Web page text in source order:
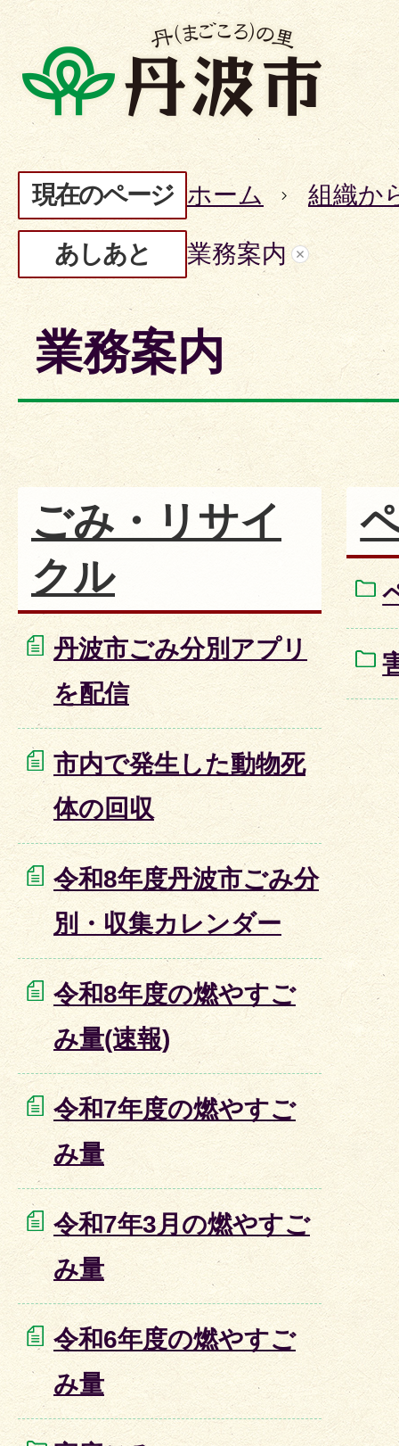
現在のページ ホーム 組織か
あしあと 業務案内
業務案内
ごみ・リサイ
クル
丹波市ごみ分別アプリ
を配信
市内で発生した動物死
体の回収
令和8年度丹波市ごみ分
別・収集カレンダー
令和8年度の燃やすご
み量(速報)
令和7年度の燃やすご
み量
令和7年3月の燃やすご
み量
令和6年度の燃やすご
み量